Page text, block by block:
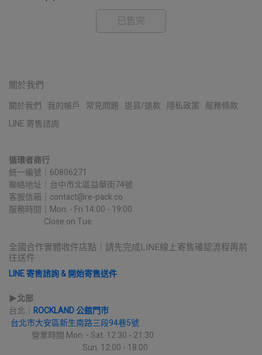
已售完
關於我們
關於我們 我的帳戶 常見問題 退貨/退款 隱私政策 服務條款
LINE 寄售諮詢
循環者商行
統一編號｜60806271
聯絡地址｜台中市北區益華街74號
客服信箱｜contact@re-pack.co
服務時間｜Mon. - Fri 14:00 - 19:00
Close on Tue.
全國合作實體收件店點｜請先完成LINE線上寄售確認流程再前
往送件
LINE 寄售諮詢 & 開始寄售送件
▶︎北部
台北｜ ROCKLAND 公館門市
台北市大安區新生南路三段94巷5號
營業時間 Mon. - Sat. 12:30 - 21:30
Sun. 12:00 - 18:00